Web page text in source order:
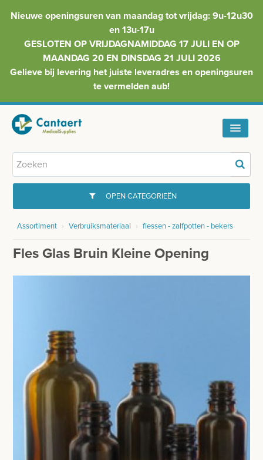
Nieuwe openingsuren van maandag tot vrijdag: 9u-12u30
en 13u-17u
GESLOTEN OP VRIJDAGNAMIDDAG 17 JULI EN OP
MAANDAG 20 EN DINSDAG 21 JULI 2026
Gelieve bij levering het juiste leveradres en openingsuren
te vermelden aub!
HOME
registreer
login
Prijzen worden nu inclusief BTW getoond
WIJZIG NAAR EXCLUSIEF BTW
OPEN CATEGORIEËN
GYNAECOLOGIE
INJECTIEMATERIAAL
WOND- EN VERBANDMATERIAAL
HECHTINGSMATERIAAL
OPERATIE-PROTECTIEMATERIAAL
HYGIENE
THUISZORG
APPARATUUR EN DIAGNOSE
Assortiment › Verbruiksmateriaal › flessen - zalfpotten - bekers
Fles Glas Bruin Kleine Opening